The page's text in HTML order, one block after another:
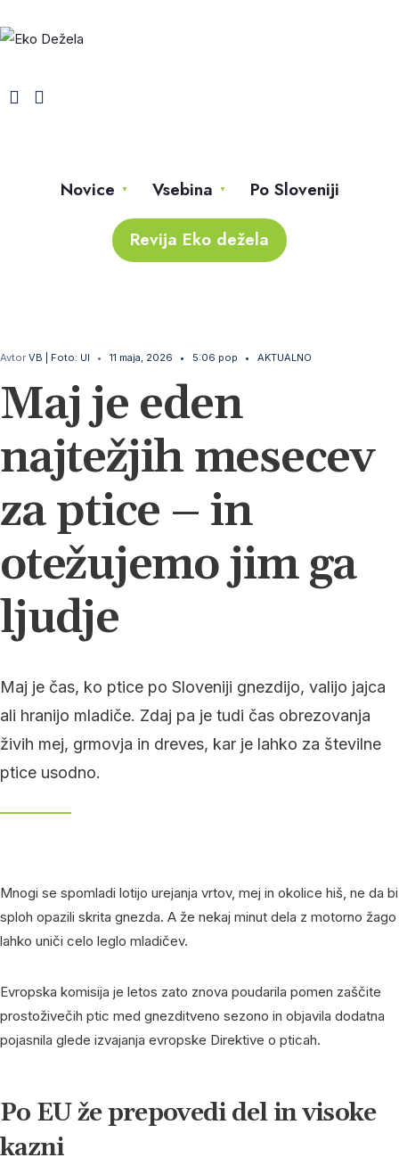
Novice Vsebina Po Sloveniji
Revija Eko dežela
Avtor VB | Foto: UI • 11 maja, 2026 • 5:06 pop • AKTUALNO
Maj je eden
najtežjih mesecev
za ptice – in
otežujemo jim ga
ljudje
Maj je čas, ko ptice po Sloveniji gnezdijo, valijo jajca
ali hranijo mladiče. Zdaj pa je tudi čas obrezovanja
živih mej, grmovja in dreves, kar je lahko za številne
ptice usodno.
Mnogi se spomladi lotijo urejanja vrtov, mej in okolice hiš, ne da bi
sploh opazili skrita gnezda. A že nekaj minut dela z motorno žago
lahko uniči celo leglo mladičev.
Evropska komisija je letos zato znova poudarila pomen zaščite
prostoživečih ptic med gnezditveno sezono in objavila dodatna
pojasnila glede izvajanja evropske Direktive o pticah.
Po EU že prepovedi del in visoke
kazni